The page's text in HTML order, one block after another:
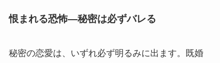
恨まれる恐怖―秘密は必ずバレる
秘密の恋愛は、いずれ必ず明るみに出ます。既婚